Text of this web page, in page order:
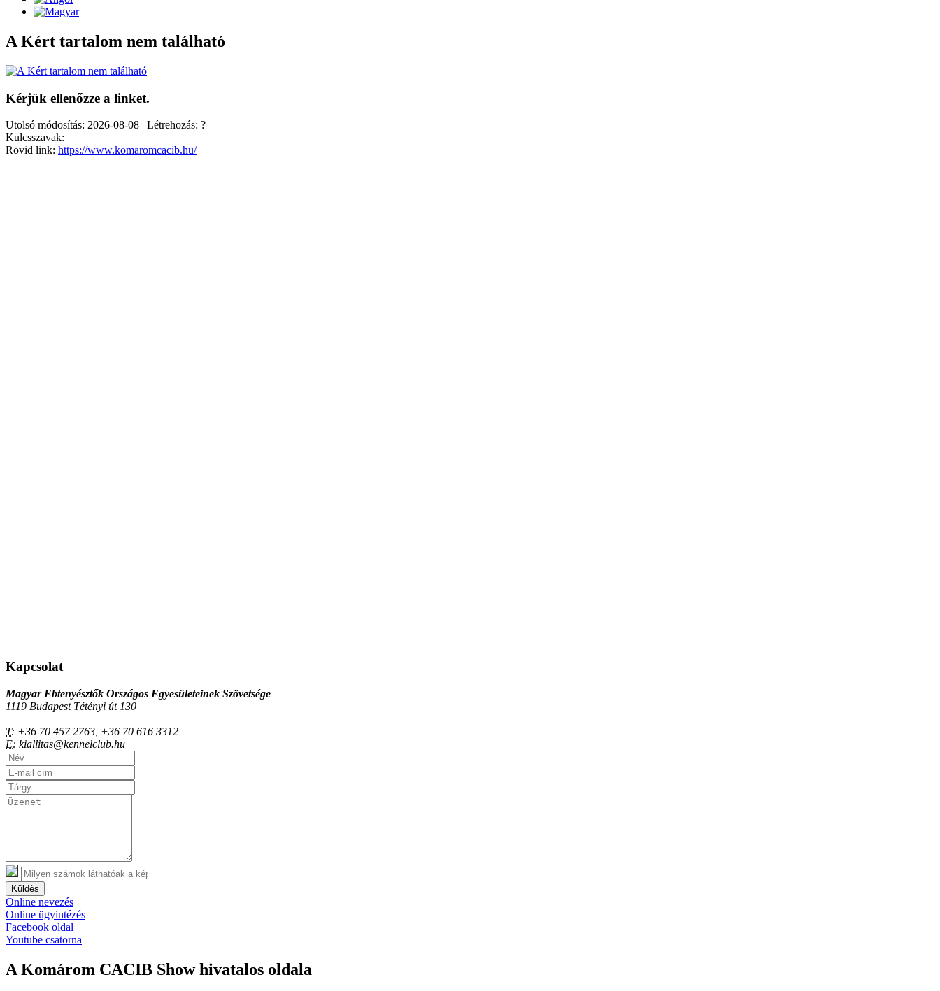
A Kért tartalom nem található
Kérjük ellenőzze a linket.
Utolsó módosítás: 2026-08-08 | Létrehozás: ?
Kulcsszavak:
Rövid link: https://www.komaromcacib.hu/
Kapcsolat
Magyar Ebtenyésztők Országos Egyesületeinek Szövetsége
1119 Budapest Tétényi út 130
T: +36 70 457 2763, +36 70 616 3312
E: kiallitas@kennelclub.hu
Küldés
Online nevezés
Online ügyintézés
Facebook oldal
Youtube csatorna
A Komárom CACIB Show hivatalos oldala